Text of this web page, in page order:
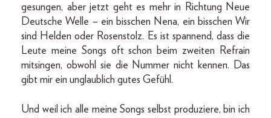
gesungen, aber jetzt geht es mehr in Richtung Neue
Deutsche Welle – ein bisschen Nena, ein bisschen Wir
sind Helden oder Rosenstolz. Es ist spannend, dass die
Leute meine Songs oft schon beim zweiten Refrain
mitsingen, obwohl sie die Nummer nicht kennen. Das
gibt mir ein unglaublich gutes Gefühl.
Und weil ich alle meine Songs selbst produziere, bin ich